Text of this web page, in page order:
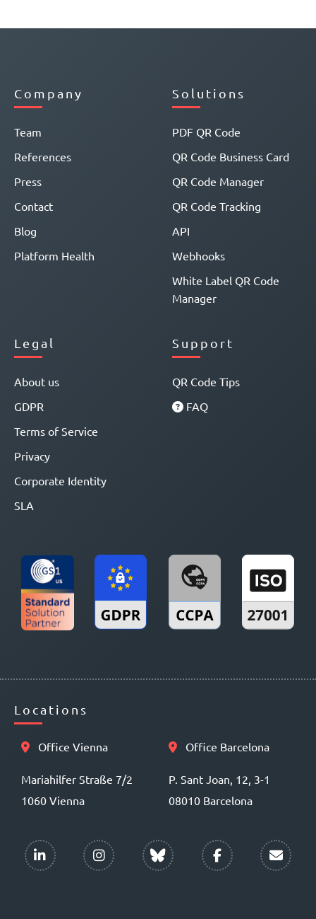
Company
Team
References
Press
Contact
Blog
Platform Health
Solutions
PDF QR Code
QR Code Business Card
QR Code Manager
QR Code Tracking
API
Webhooks
White Label QR Code
Manager
Legal
About us
GDPR
Terms of Service
Privacy
Corporate Identity
SLA
Support
QR Code Tips
FAQ
Locations
Office Vienna
Mariahilfer Straße 7/2
1060 Vienna
Office Barcelona
P. Sant Joan, 12, 3-1
08010 Barcelona